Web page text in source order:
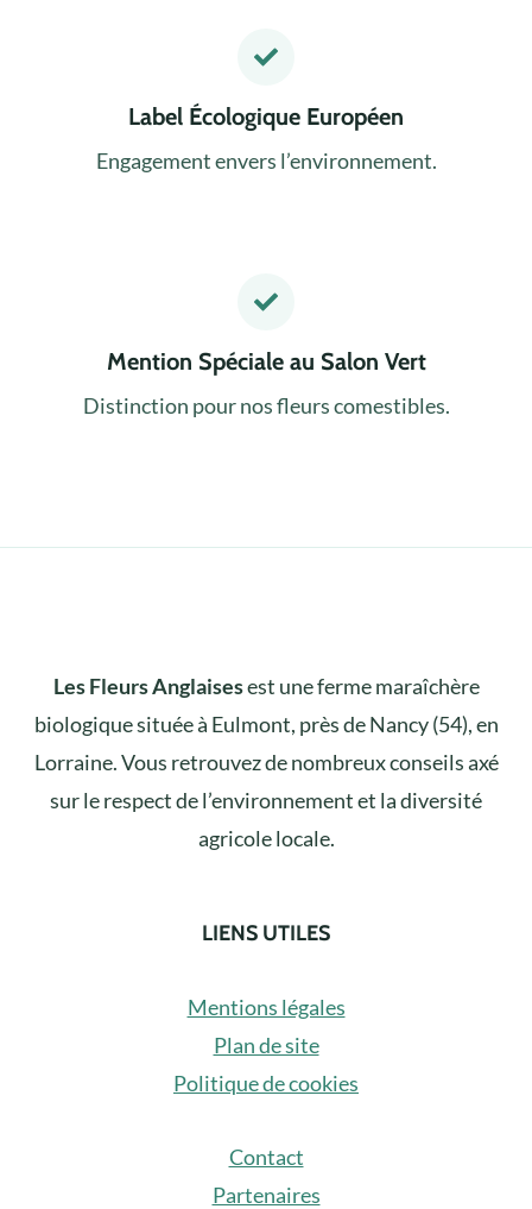
Label Écologique Européen
Engagement envers l’environnement.
Mention Spéciale au Salon Vert
Distinction pour nos fleurs comestibles.
Les Fleurs Anglaisesest une ferme maraîchère
biologique située à Eulmont, près de Nancy (54), en
Lorraine. Vous retrouvez de nombreux conseils axé
sur le respect de l’environnement et la diversité
agricole locale.
LIENS UTILES
Mentions légales
Plan de site
Politique de cookies
Contact
Partenaires